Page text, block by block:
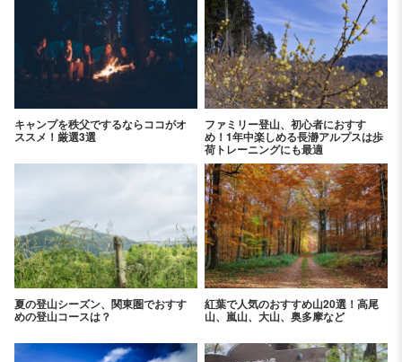
キャンプを秩父でするならココがオ
ススメ！厳選3選
ファミリー登山、初心者におすす
め！1年中楽しめる長瀞アルプスは歩
荷トレーニングにも最適
夏の登山シーズン、関東圏でおすす
めの登山コースは？
紅葉で人気のおすすめ山20選！高尾
山、嵐山、大山、奥多摩など